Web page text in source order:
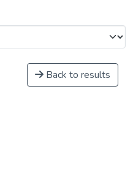
Back to results